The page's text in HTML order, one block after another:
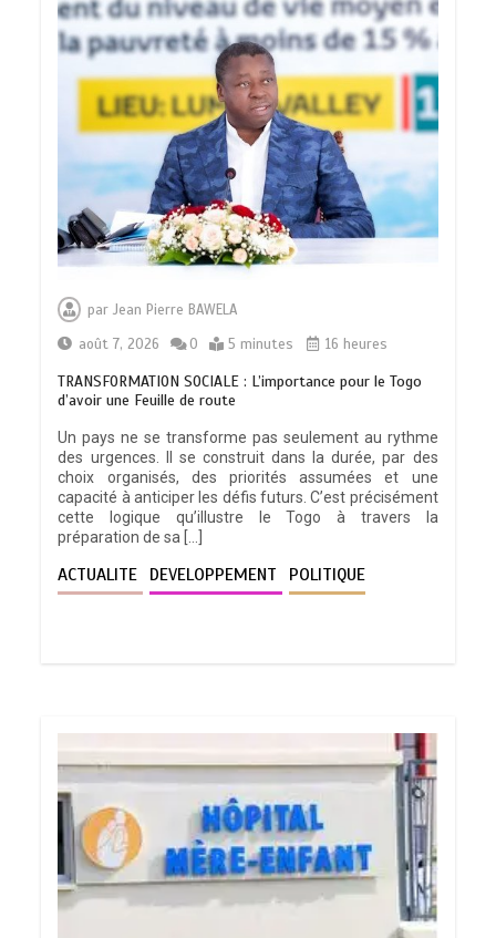
parJean Pierre BAWELA
août 7, 2026
0 5 minutes 16 heures
TRANSFORMATION SOCIALE : L’importance pour le Togo
d’avoir une Feuille de route
Un pays ne se transforme pas seulement au rythme
des urgences. Il se construit dans la durée, par des
choix organisés, des priorités assumées et une
capacité à anticiper les défis futurs. C’est précisément
cette logique qu’illustre le Togo à travers la
préparation de sa […]
ACTUALITE DEVELOPPEMENT POLITIQUE